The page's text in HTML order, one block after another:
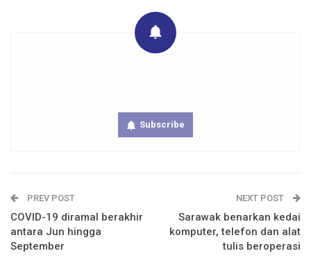
Subscribe
PREV POST
COVID-19 diramal berakhir
antara Jun hingga
September
NEXT POST
Sarawak benarkan kedai
komputer, telefon dan alat
tulis beroperasi